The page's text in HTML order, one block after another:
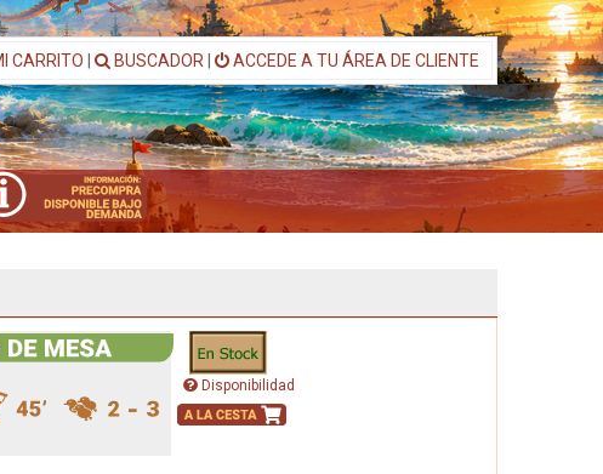
CARRITO BUSCADOR ACCEDE A TU ÁREA DE CLIENTE
Disponibilidad